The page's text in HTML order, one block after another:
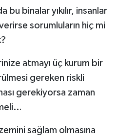
bu binalar yıkılır, insanlar
sorumluların hiç mi
atmayı üç kurum bir
gereken riskli
gerekiyorsa zaman
sağlam olmasına